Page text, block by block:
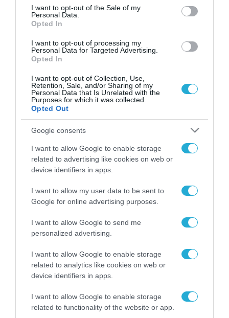
consent section.
I want to opt-out of the Sale of my
Personal Data.
Opted In
I want to opt-out of processing my
Personal Data for Targeted Advertising.
Opted In
I want to opt-out of Collection, Use,
Retention, Sale, and/or Sharing of my
Personal Data that Is Unrelated with the
Purposes for which it was collected.
Opted Out
Google consents
I want to allow Google to enable storage
related to advertising like cookies on web or
device identifiers in apps.
I want to allow my user data to be sent to
Google for online advertising purposes.
I want to allow Google to send me
personalized advertising.
I want to allow Google to enable storage
related to analytics like cookies on web or
device identifiers in apps.
I want to allow Google to enable storage
related to functionality of the website or app.
ΡΟΗ ΕΙΔΗΣΕΩΝ
Το χρηματοδοτούμενο
από την ΕΕ έργο “The
ενισχύει την ασφάλεια
των παιδιών στο